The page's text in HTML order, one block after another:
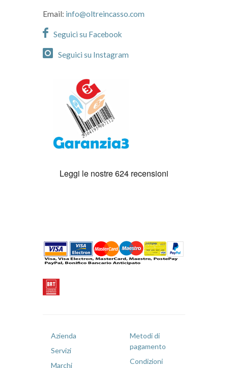
Email: info@oltreincasso.com
Seguici su Facebook
Seguici su Instagram
Azienda
Servizi
Marchi
Metodi di
pagamento
Condizioni